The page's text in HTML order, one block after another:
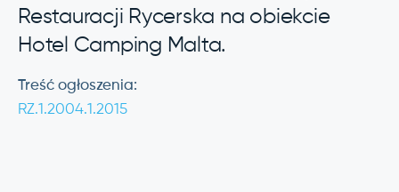
Restauracji Rycerska na obiekcie
Hotel Camping Malta.
Treść ogłoszenia:
RZ.1.2004.1.2015